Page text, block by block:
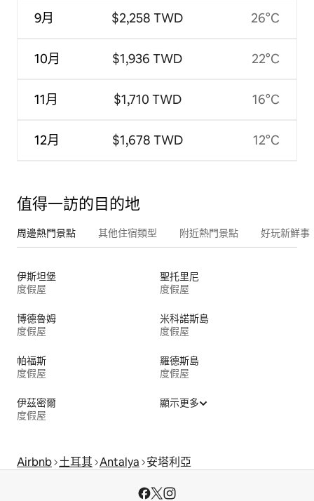
9月
10月
11月
12月
$2,258 TWD
$1,936 TWD
$1,710 TWD
$1,678 TWD
26°C
22°C
16°C
12°C
值得一訪的目的地
周邊熱門景點 其他住宿類型 附近熱門景點 好玩新鮮事
伊斯坦堡
度假屋
聖托里尼
度假屋
博德魯姆
度假屋
米科諾斯島
度假屋
帕福斯
度假屋
羅德斯島
度假屋
伊茲密爾
度假屋
顯示更多
Airbnb 土耳其 Antalya 安塔利亞